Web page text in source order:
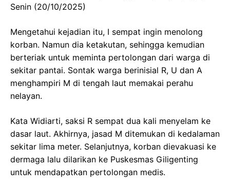
Senin (20/10/2025)
Mengetahui kejadian itu, I sempat ingin menolong
korban. Namun dia ketakutan, sehingga kemudian
berteriak untuk meminta pertolongan dari warga di
sekitar pantai. Sontak warga berinisial R, U dan A
menghampiri M di tengah laut memakai perahu
nelayan.
Kata Widiarti, saksi R sempat dua kali menyelam ke
dasar laut. Akhirnya, jasad M ditemukan di kedalaman
sekitar lima meter. Selanjutnya, korban dievakuasi ke
dermaga lalu dilarikan ke Puskesmas Giligenting
untuk mendapatkan pertolongan medis.